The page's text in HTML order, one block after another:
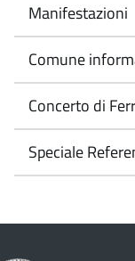
Manifestazioni
Comune
Concerto di
Speciale